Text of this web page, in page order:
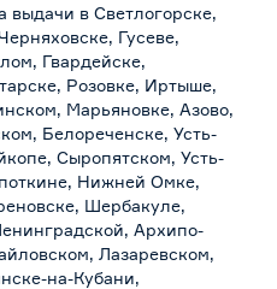
выдачи в Светлогорске,
Гусеве,
Гвардейске,
Розовке, Иртыше,
Марьяновке, Азово,
Белореченске, Усть-
Сыропятском, Усть-
Нижней Омке,
Шербакуле,
Архипо-
Лазаревском,
на-Кубани,